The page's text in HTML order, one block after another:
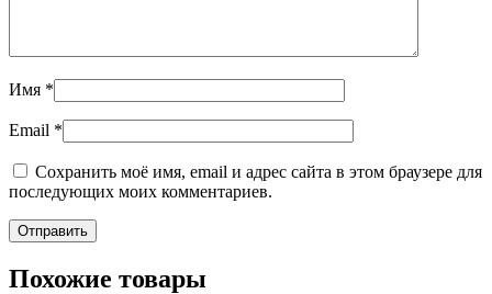
Имя *
Email *
Сохранить моё имя, email и адрес сайта в этом браузере для
последующих моих комментариев.
Похожие товары